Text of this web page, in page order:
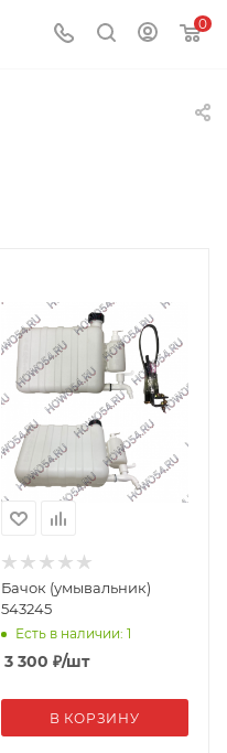
0
Бачок (умывальник)
543245
Есть в наличии: 1
3 300 ₽/шт
В КОРЗИНУ